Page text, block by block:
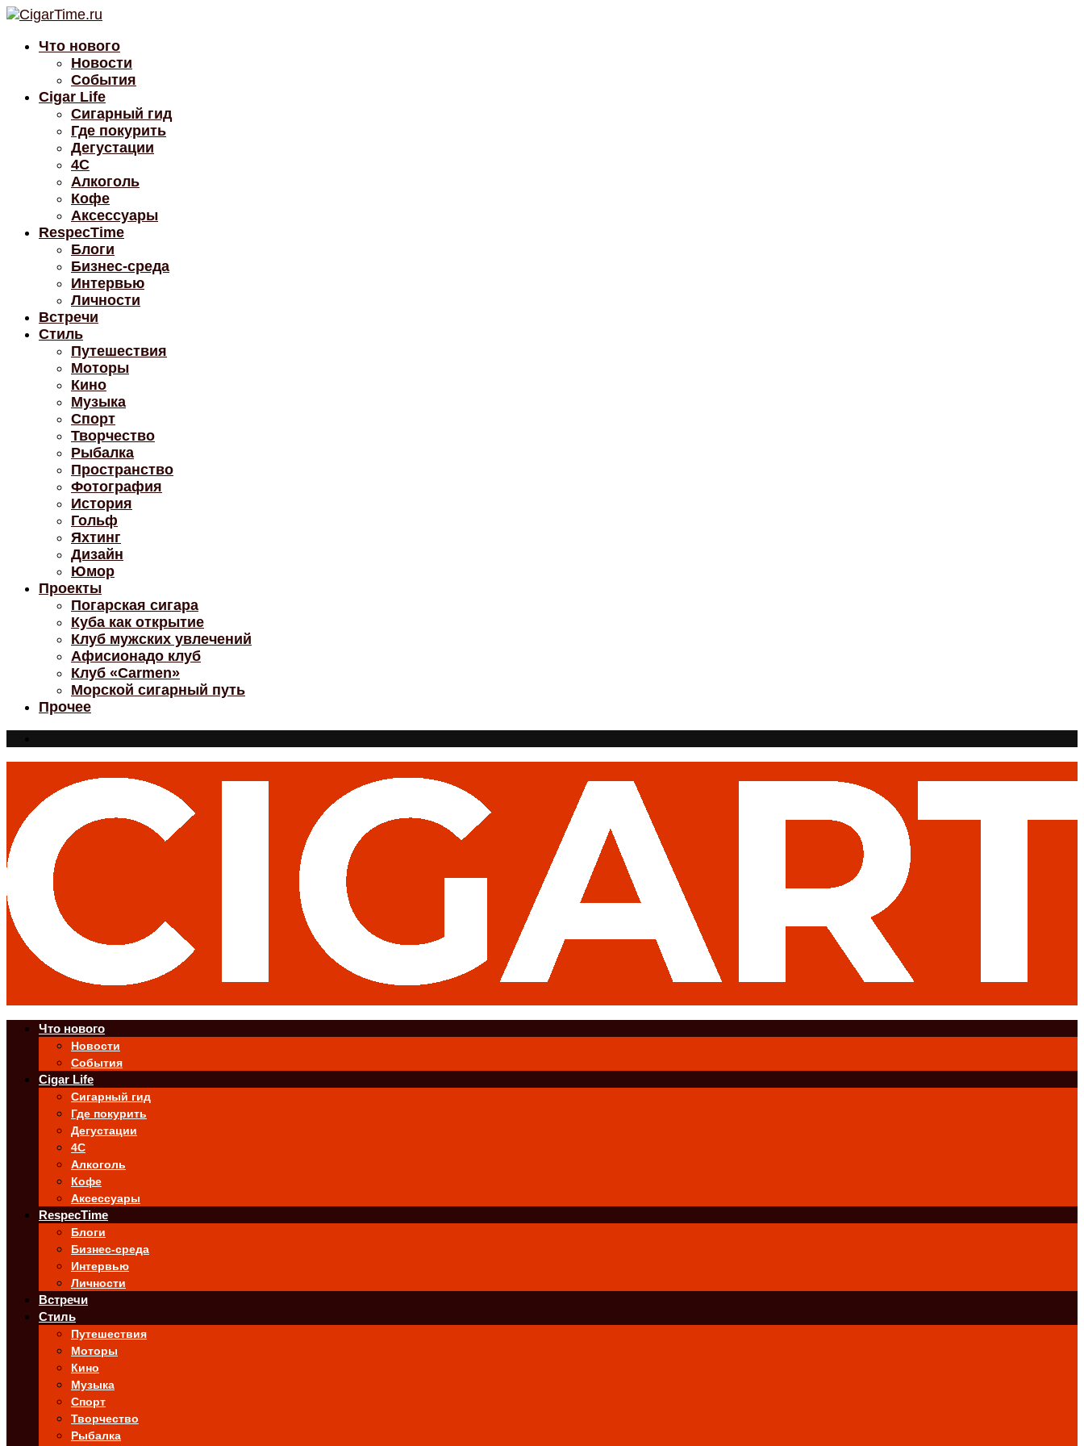
Что нового
Новости
События
Cigar Life
Сигарный гид
Где покурить
Дегустации
4C
Алкоголь
Кофе
Аксессуары
RespecTime
Блоги
Бизнес-среда
Интервью
Личности
Встречи
Стиль
Путешествия
Моторы
Кино
Музыка
Спорт
Творчество
Рыбалка
Пространство
Фотография
История
Гольф
Яхтинг
Дизайн
Юмор
Проекты
Погарская сигара
Куба как открытие
Клуб мужских увлечений
Афисионадо клуб
Клуб «Carmen»
Морской сигарный путь
Прочее
Что нового
Новости
События
Cigar Life
Сигарный гид
Где покурить
Дегустации
4C
Алкоголь
Кофе
Аксессуары
RespecTime
Блоги
Бизнес-среда
Интервью
Личности
Встречи
Стиль
Путешествия
Моторы
Кино
Музыка
Спорт
Творчество
Рыбалка